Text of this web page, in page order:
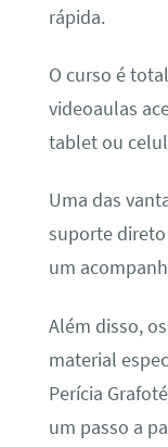
rápida.
O curso é
videoaulas
tablet ou
Uma das
suporte
um
Além disso,
material
Perícia
um passo a